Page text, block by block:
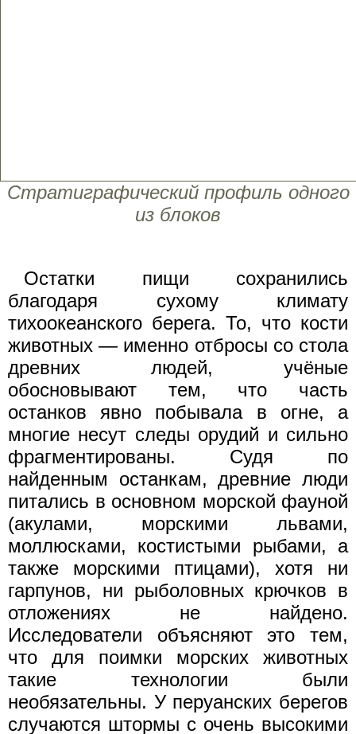
Стратиграфический профиль одного
из блоков
Остатки пищи сохранились
благодаря сухому климату
тихоокеанского берега. То, что кости
животных — именно отбросы со стола
древних людей, учёные
обосновывают тем, что часть
останков явно побывала в огне, а
многие несут следы орудий и сильно
фрагментированы. Судя по
найденным останкам, древние люди
питались в основном морской фауной
(акулами, морскими львами,
моллюсками, костистыми рыбами, а
также морскими птицами), хотя ни
гарпунов, ни рыболовных крючков в
отложениях не найдено.
Исследователи объясняют это тем,
что для поимки морских животных
такие технологии были
необязательны. У перуанских берегов
случаются штормы с очень высокими